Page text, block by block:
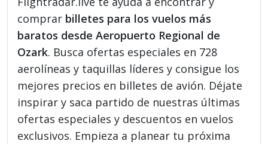
comprar billetes para los vuelos más
baratos desde Aeropuerto Regional de
Ozark. Busca ofertas especiales en 728
aerolíneas y taquillas líderes y consigue los
mejores precios en billetes de avión. Déjate
inspirar y saca partido de nuestras últimas
ofertas especiales y descuentos en vuelos
exclusivos. Empieza a planear tu próxima